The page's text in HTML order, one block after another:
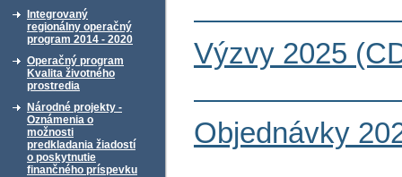
Integrovaný
regionálny operačný
program 2014 - 2020
Operačný program
Kvalita životného
prostredia
Národné projekty -
Oznámenia o
možnosti
predkladania žiadostí
o poskytnutie
finančného príspevku
Výzvy 2025
Objednávky